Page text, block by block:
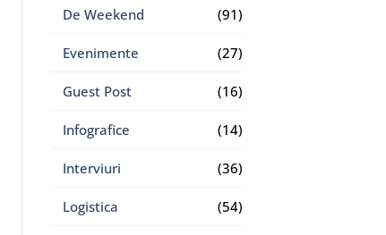
De Weekend (91)
Evenimente (27)
Guest Post (16)
Infografice (14)
Interviuri (36)
Logistica (54)